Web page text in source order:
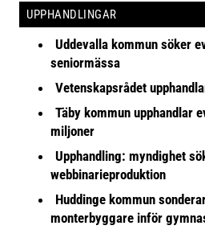
UPPHANDLINGAR
Uddevalla kommun söker
seniormässa
Vetenskapsrådet
Täby kommun upphandlar
miljoner
Upphandling: myndighet
webbinarieproduktion
Huddinge kommun
monterbyggare inför